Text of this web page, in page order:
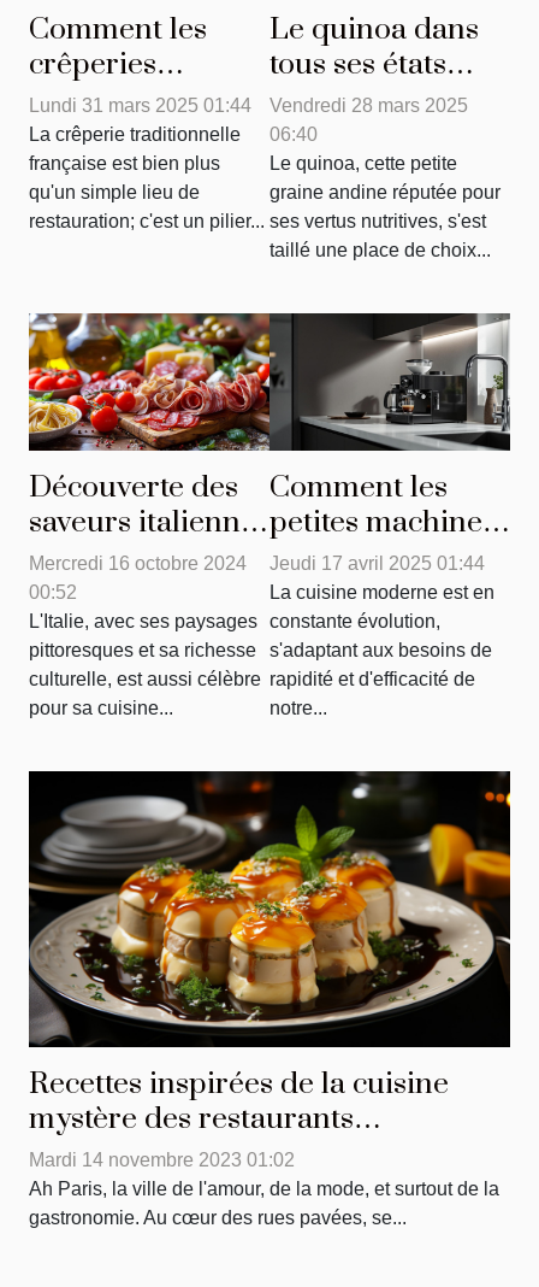
Comment les
crêperies
traditionnelles
influencent la
cuisine moderne
Lundi 31 mars 2025 01:44
La crêperie traditionnelle
française est bien plus
qu'un simple lieu de
restauration; c'est un pilier...
Le quinoa dans
tous ses états
explorez des
recettes
originales et
nutritives
Vendredi 28 mars 2025
06:40
Le quinoa, cette petite
graine andine réputée pour
ses vertus nutritives, s'est
taillé une place de choix...
Découverte des
saveurs italiennes
à travers des
produits
artisanaux
Mercredi 16 octobre 2024
00:52
L'Italie, avec ses paysages
pittoresques et sa richesse
culturelle, est aussi célèbre
pour sa cuisine...
Comment les
petites machines
à café à grains
révolutionnent la
cuisine moderne
Jeudi 17 avril 2025 01:44
La cuisine moderne est en
constante évolution,
s'adaptant aux besoins de
rapidité et d'efficacité de
notre...
Recettes inspirées de la cuisine
mystère des restaurants
gastronomiques parisiens
Mardi 14 novembre 2023 01:02
Ah Paris, la ville de l'amour, de la mode, et surtout de la
gastronomie. Au cœur des rues pavées, se...